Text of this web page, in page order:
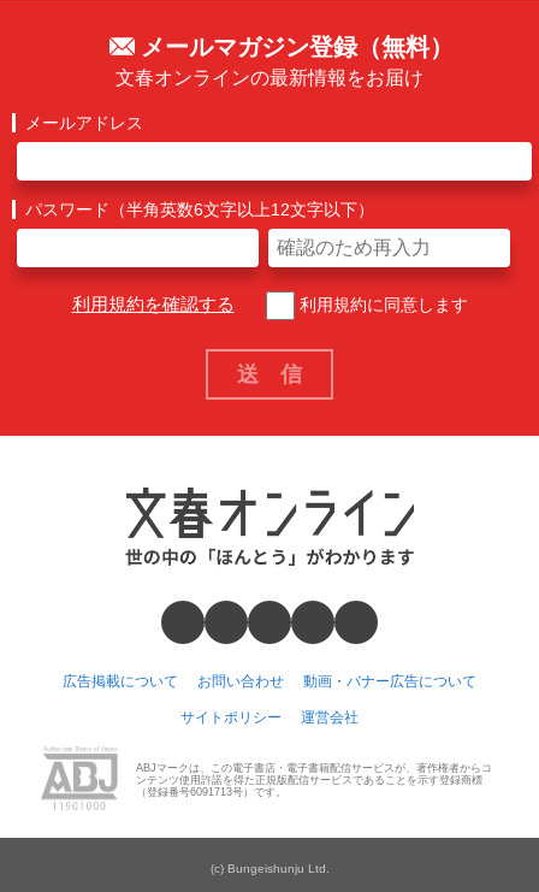
メールマガジン登録（無料）
文春オンラインの最新情報をお届け
メールアドレス
パスワード（半角英数6文字以上12文字以下）
利用規約を確認する 利用規約に同意します
広告掲載について お問い合わせ 動画・バナー広告について
サイトポリシー 運営会社
ABJマークは、この電子書店・電子書籍配信サービスが、著作権者からコ
ンテンツ使用許諾を得た正規版配信サービスであることを示す登録商標
（登録番号6091713号）です。
(c) Bungeishunju Ltd.